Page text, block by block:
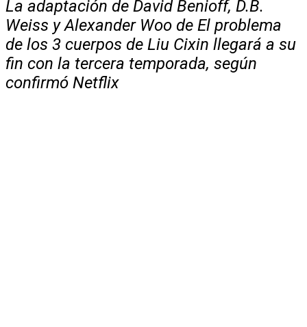
La adaptación de David Benioff, D.B.
Weiss y Alexander Woo de El problema
de los 3 cuerpos de Liu Cixin llegará a su
fin con la tercera temporada, según
confirmó Netflix